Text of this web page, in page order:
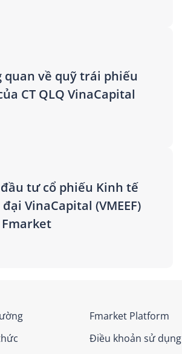
quan về quỹ trái phiếu
CT QLQ VinaCapital
tư cổ phiếu Kinh tế
VinaCapital (VMEEF)
Fmarket Platform
Điều khoản sử dụng